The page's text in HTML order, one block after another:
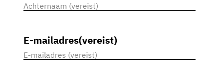
Voornaam
E-mailadres(vereist)